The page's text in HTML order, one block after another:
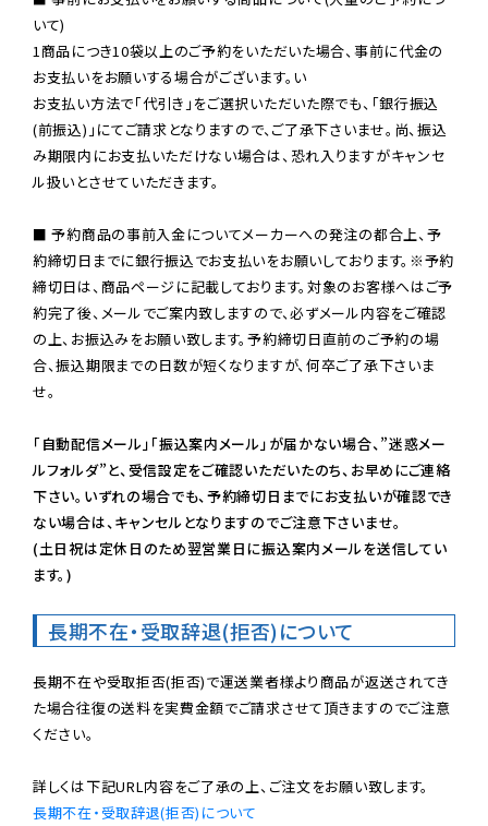
いて)
1商品につき10袋以上のご予約をいただいた場合、事前に代金の
お支払いをお願いする場合がございます。い
お支払い方法で「代引き」をご選択いただいた際でも、「銀行振込
(前振込)」にてご請求となりますので、ご了承下さいませ。尚、振込
み期限内にお支払いただけない場合は、恐れ入りますがキャンセ
ル扱いとさせていただきます。
■ 予約商品の事前入金についてメーカーへの発注の都合上、予
約締切日までに銀行振込でお支払いをお願いしております。※予約
締切日は、商品ページに記載しております。対象のお客様へはご予
約完了後、メールでご案内致しますので、必ずメール内容をご確認
の上、お振込みをお願い致します。予約締切日直前のご予約の場
合、振込期限までの日数が短くなりますが、何卒ご了承下さいま
せ。
「自動配信メール」「振込案内メール」が届かない場合、”迷惑メー
ルフォルダ”と、受信設定をご確認いただいたのち、お早めにご連絡
下さい。いずれの場合でも、予約締切日までにお支払いが確認でき
ない場合は、キャンセルとなりますのでご注意下さいませ。
(土日祝は定休日のため翌営業日に振込案内メールを送信してい
ます。)
長期不在・受取辞退(拒否)について
長期不在や受取拒否(拒否)で運送業者様より商品が返送されてき
た場合往復の送料を実費金額でご請求させて頂きますのでご注意
ください。
長期不在・受取辞退(拒否)について